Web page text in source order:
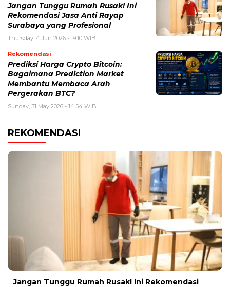
Jangan Tunggu Rumah Rusak! Ini
Rekomendasi Jasa Anti Rayap
Surabaya yang Profesional
Thursday, 4 Jun 2026 - 19:10 WIB
Rekomendasi
Prediksi Harga Crypto Bitcoin:
Bagaimana Prediction Market
Membantu Membaca Arah
Pergerakan BTC?
Sunday, 31 May 2026 - 14:54 WIB
REKOMENDASI
Jangan Tunggu Rumah Rusak! Ini Rekomendasi